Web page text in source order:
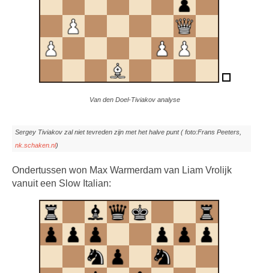
Van den Doel-Tiviakov analyse
Sergey Tiviakov zal niet tevreden zijn met het halve punt ( foto:Frans Peeters,
nk.schaken.nl)
Ondertussen won Max Warmerdam van Liam Vrolijk
vanuit een Slow Italian: